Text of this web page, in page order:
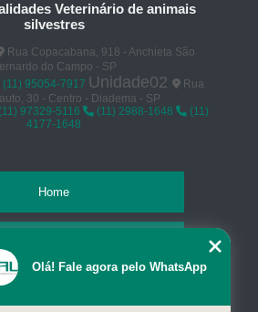
Veterinário de animais
silvestres
Rua Copacabana, 918 - Anchieta São
do Campo - SP
(11) 95054-7917 Unidade02
Rua
30 - Centro - Diadema - SP
97329-5116 (11) 2988-1648
(11)
4177-1648
Home
Olá! Fale agora pelo WhatsApp